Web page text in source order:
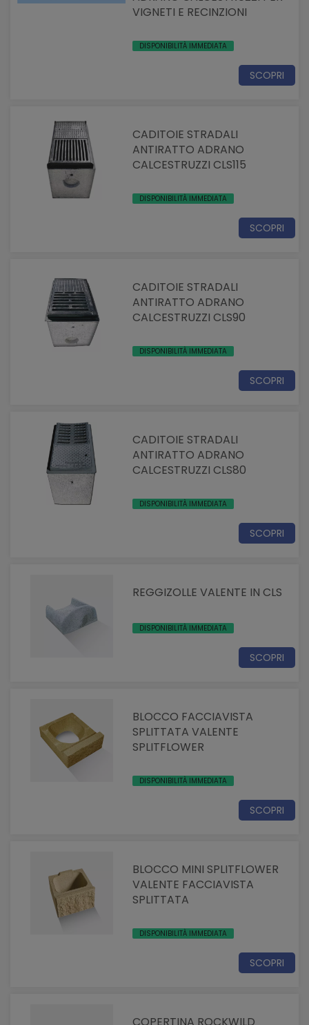
VIGNETI E RECINZIONI
DISPONIBILITÀ IMMEDIATA
SCOPRI
CADITOIE STRADALI
ANTIRATTO ADRANO
CALCESTRUZZI CLS115
DISPONIBILITÀ IMMEDIATA
SCOPRI
CADITOIE STRADALI
ANTIRATTO ADRANO
CALCESTRUZZI CLS90
DISPONIBILITÀ IMMEDIATA
SCOPRI
CADITOIE STRADALI
ANTIRATTO ADRANO
CALCESTRUZZI CLS80
DISPONIBILITÀ IMMEDIATA
SCOPRI
REGGIZOLLE VALENTE IN CLS
DISPONIBILITÀ IMMEDIATA
SCOPRI
BLOCCO FACCIAVISTA
SPLITTATA VALENTE
SPLITFLOWER
DISPONIBILITÀ IMMEDIATA
SCOPRI
BLOCCO MINI SPLITFLOWER
VALENTE FACCIAVISTA
SPLITTATA
DISPONIBILITÀ IMMEDIATA
SCOPRI
COPERTINA ROCKWILD